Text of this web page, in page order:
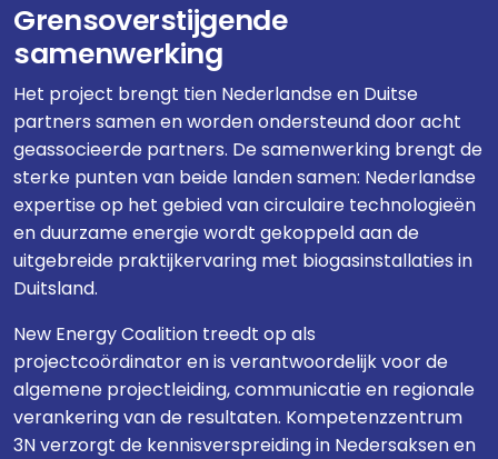
Grensoverstijgende
samenwerking
Het project brengt tien Nederlandse en Duitse
partners samen en worden ondersteund door acht
geassocieerde partners. De samenwerking brengt de
sterke punten van beide landen samen: Nederlandse
expertise op het gebied van circulaire technologieën
en duurzame energie wordt gekoppeld aan de
uitgebreide praktijkervaring met biogasinstallaties in
Duitsland.
New Energy Coalition treedt op als
projectcoördinator en is verantwoordelijk voor de
algemene projectleiding, communicatie en regionale
verankering van de resultaten. Kompetenzzentrum
3N verzorgt de kennisverspreiding in Nedersaksen en